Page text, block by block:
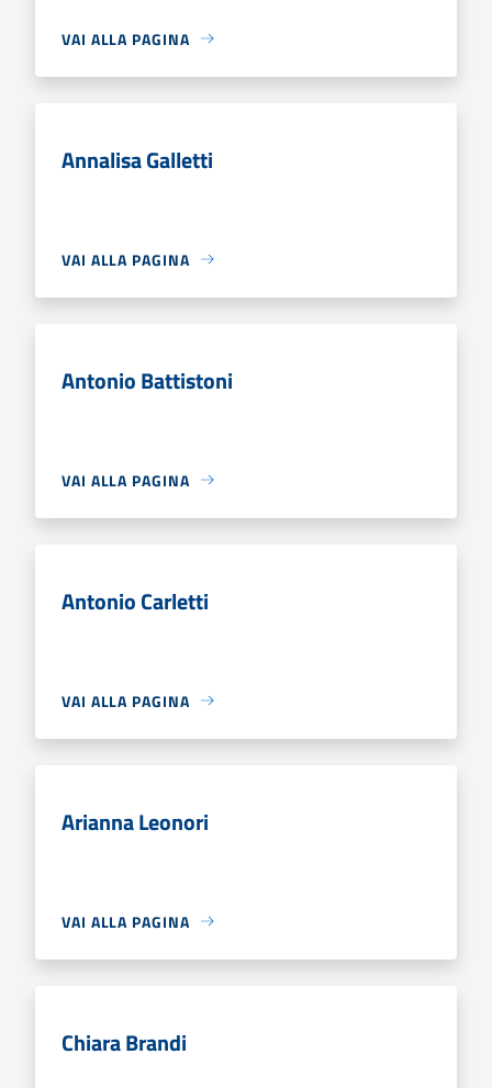
VAI ALLA PAGINA
Annalisa Galletti
VAI ALLA PAGINA
Antonio Battistoni
VAI ALLA PAGINA
Antonio Carletti
VAI ALLA PAGINA
Arianna Leonori
VAI ALLA PAGINA
Chiara Brandi